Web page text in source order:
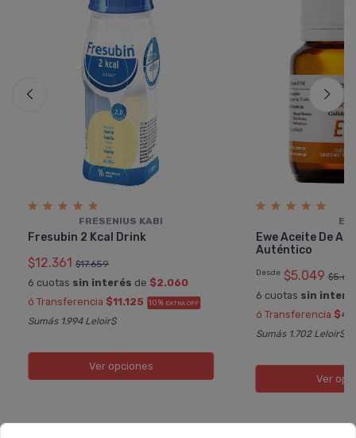
FRESENIUS KABI
Fresubin 2 Kcal Drink
$12.361 $17.659
6 cuotas sin interés de $2.060
ó Transferencia $11.125 10% EXTRA OFF
Sumás 1.994 Leloir$
Ver opciones
Ewe Aceite De
Auténtico
Desde $5.049
6 cuotas sin
ó Transferencia
Sumás 1.702 Leloir$
Ver